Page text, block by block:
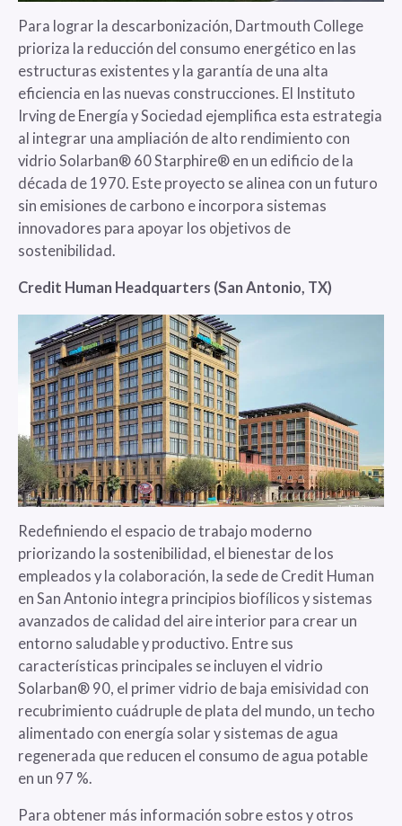
Para lograr la descarbonización, Dartmouth College
prioriza la reducción del consumo energético en las
estructuras existentes y la garantía de una alta
eficiencia en las nuevas construcciones. El Instituto
Irving de Energía y Sociedad ejemplifica esta estrategia
al integrar una ampliación de alto rendimiento con
vidrio Solarban® 60 Starphire® en un edificio de la
década de 1970. Este proyecto se alinea con un futuro
sin emisiones de carbono e incorpora sistemas
innovadores para apoyar los objetivos de
sostenibilidad.
Credit Human Headquarters (San Antonio, TX)
Redefiniendo el espacio de trabajo moderno
priorizando la sostenibilidad, el bienestar de los
empleados y la colaboración, la sede de Credit Human
en San Antonio integra principios biofílicos y sistemas
avanzados de calidad del aire interior para crear un
entorno saludable y productivo. Entre sus
características principales se incluyen el vidrio
Solarban® 90, el primer vidrio de baja emisividad con
recubrimiento cuádruple de plata del mundo, un techo
alimentado con energía solar y sistemas de agua
regenerada que reducen el consumo de agua potable
en un 97 %.
Para obtener más información sobre estos y otros